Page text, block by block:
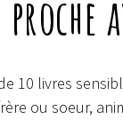
10 livres
ou soeur,